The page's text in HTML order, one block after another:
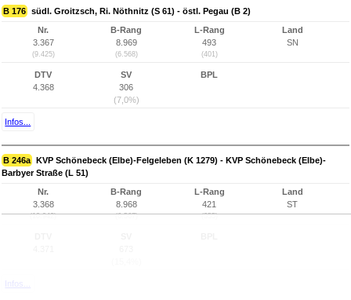
B 176 südl. Groitzsch, Ri. Nöthnitz (S 61) - östl. Pegau (B 2)
Nr.
3.367
(9.425)
B-Rang
8.969
(6.568)
L-Rang
493
(401)
Land
SN
DTV
4.368
SV
306
(7,0%)
BPL
Infos...
B 246a KVP Schönebeck (Elbe)-Felgeleben (K 1279) - KVP Schönebeck (Elbe)-
Barbyer Straße (L 51)
Nr.
3.368
(10.942)
B-Rang
8.968
(6.567)
L-Rang
421
(355)
Land
ST
Infos...